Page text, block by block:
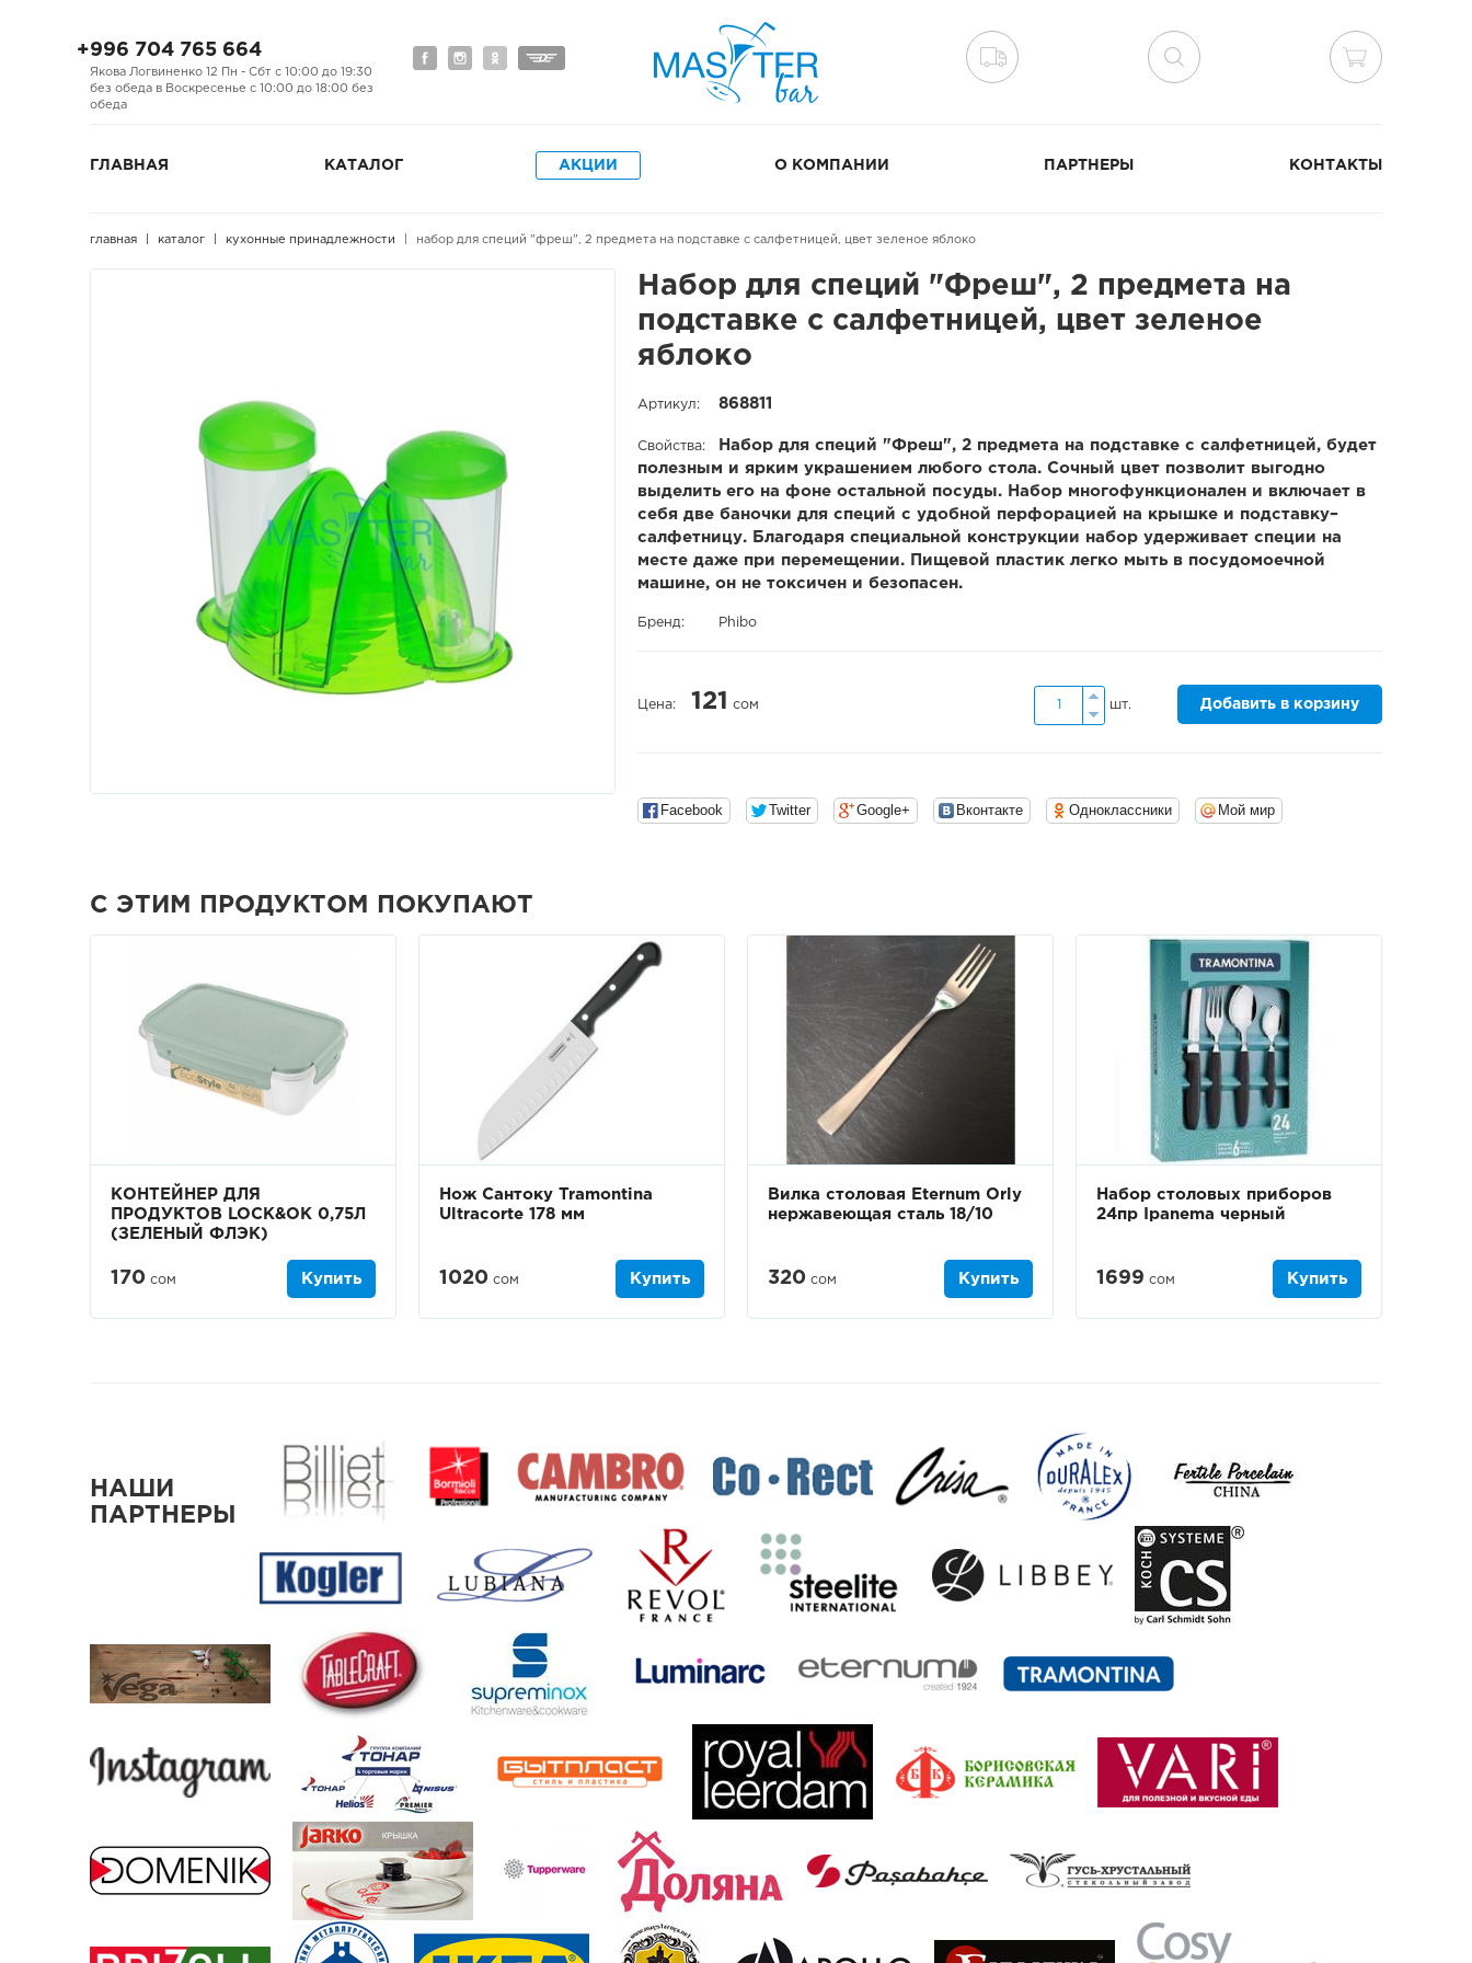
+996 704 765 664
Якова Логвиненко 12 Пн - Сбт с 10:00 до 19:30
без обеда в Воскресенье с 10:00 до 18:00 без
обеда
ГЛАВНАЯ КАТАЛОГ АКЦИИ О КОМПАНИИ ПАРТНЕРЫ КОНТАКТЫ
главная каталог кухонные принадлежности набор для специй "фреш", 2 предмета на подставке с салфетницей, цвет зеленое яблоко
Набор для специй "Фреш", 2 предмета на
подставке с салфетницей, цвет зеленое
яблоко
Артикул: 868811
Свойства:
Набор для специй "Фреш", 2 предмета на подставке с салфетницей, будет
полезным и ярким украшением любого стола. Сочный цвет позволит выгодно
выделить его на фоне остальной посуды. Набор многофункционален и включает в
себя две баночки для специй с удобной перфорацией на крышке и подставку–
салфетницу. Благодаря специальной конструкции набор удерживает специи на
месте даже при перемещении. Пищевой пластик легко мыть в посудомоечной
машине, он не токсичен и безопасен.
Бренд: Phibo
Цена: 121 сом шт. Добавить в корзину
Facebook Twitter Google+ Вконтакте Одноклассники Мой мир
С ЭТИМ ПРОДУКТОМ ПОКУПАЮТ
КОНТЕЙНЕР ДЛЯ
ПРОДУКТОВ LOCK&OK 0,75Л
(ЗЕЛЕНЫЙ ФЛЭК)
170 сом Купить
Нож Сантоку Tramontina
Ultracorte 178 мм
1020 сом Купить
Вилка столовая Eternum Orly
нержавеющая сталь 18/10
320 сом Купить
Набор столовых приборов
24пр Ipanema черный
1699 сом Купить
НАШИ
ПАРТНЕРЫ